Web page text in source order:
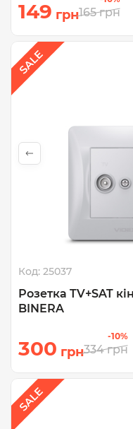
149 грн165 грн
Код: 25037
Розетка TV+SAT
BINERA
300 грн
-10%
334 грн